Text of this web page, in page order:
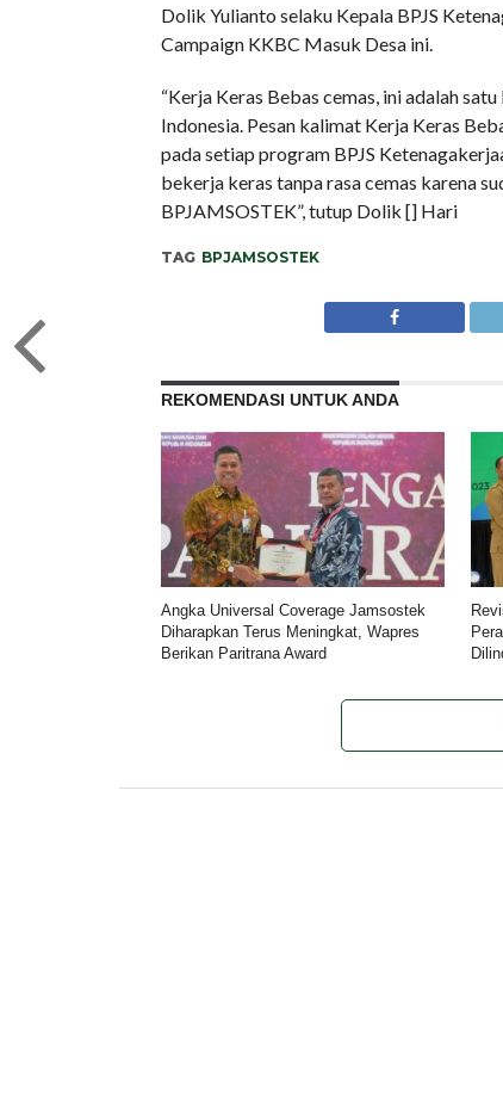
Dolik Yulianto selaku Kepala BPJS
Campaign KKBC Masuk Desa ini.
“Kerja Keras Bebas cemas, ini adalah
Indonesia. Pesan kalimat Kerja Keras
pada setiap program BPJS
bekerja keras tanpa rasa cemas karena
BPJAMSOSTEK”, tutup Dolik [] Hari
TAG BPJAMSOSTEK
REKOMENDASI UNTUK ANDA
Angka Universal Coverage Jamsostek
Diharapkan Terus Meningkat, Wapres
Berikan Paritrana Award